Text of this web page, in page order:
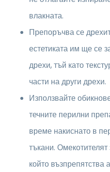
влакната.
Препоръчва се
естетиката им ще се
дрехи, тъй като
части на други дрехи.
Използвайте
течните перилни
време накиснато в
тъкани.
който